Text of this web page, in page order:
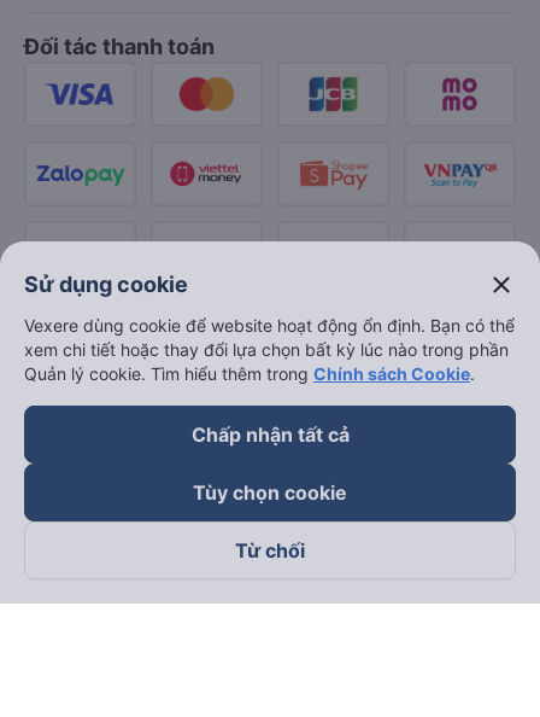
Đối tác thanh toán
Theo dõi chúng tôi trên
Sử dụng cookie close
Vexere dùng cookie để website hoạt động ổn định. Bạn có thể
xem chi tiết hoặc thay đổi lựa chọn bất kỳ lúc nào trong phần
Quản lý cookie. Tìm hiểu thêm trong Chính sách Cookie.
Chấp nhận tất cả
Tùy chọn cookie
Từ chối